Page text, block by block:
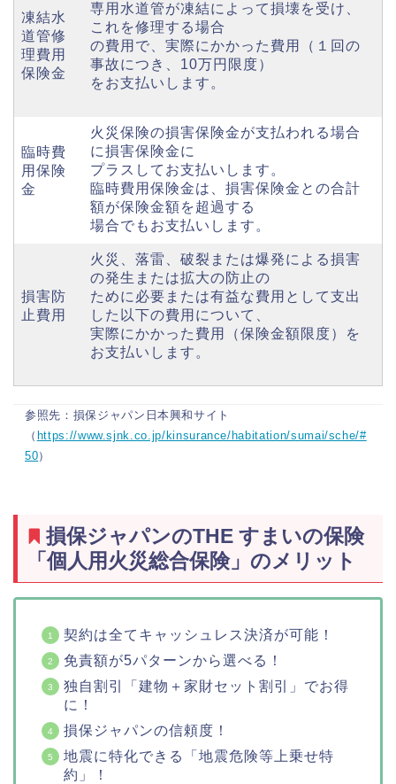
凍結水
道管修
理費用
保険金
専⽤⽔道管が凍結によって損壊を受け、
これを修理する場合
の費用で、実際にかかった費用（１回の
事故につき、10万円限度）
をお支払いします。
臨時費
⽤保険
⾦
⽕災保険の損害保険⾦が⽀払われる場合
に損害保険⾦に
プラスしてお⽀払いします。
臨時費⽤保険⾦は、損害保険⾦との合計
額が保険⾦額を超過する
場合でもお⽀払いします。
損害防
⽌費⽤
⽕災、落雷、破裂または爆発による損害
の発⽣または拡⼤の防⽌の
ために必要または有益な費⽤として⽀出
した以下の費⽤について、
実際にかかった費用（保険金額限度）を
お支払いします。
参照先：損保ジャパン日本興和サイト
（ https://www.sjnk.co.jp/kinsurance/habitation/sumai/sche/#
50）
損保ジャパンのTHE すまいの保険
「個人用火災総合保険」のメリット
契約は全てキャッシュレス決済が可能！
免責額が5パターンから選べる！
独自割引「建物＋家財セット割引」でお得
に！
損保ジャパンの信頼度！
地震に特化できる「地震危険等上乗せ特
約」！